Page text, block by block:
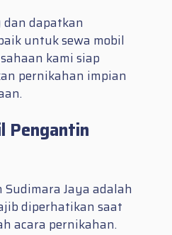
dan dapatkan
untuk sewa mobil
kami siap
pernikahan impian
Pengantin
Jaya adalah
diperhatikan saat
acara pernikahan.